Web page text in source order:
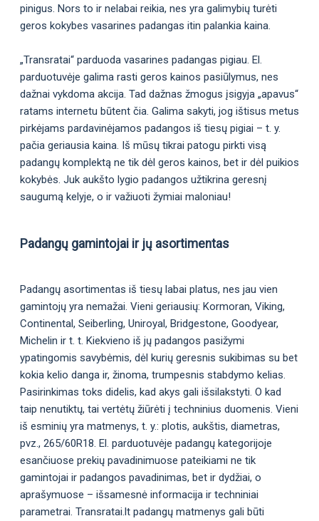
pinigus. Nors to ir nelabai reikia, nes yra galimybių turėti
geros kokybes vasarines padangas itin palankia kaina.
„Transratai“ parduoda vasarines padangas pigiau. El.
parduotuvėje galima rasti geros kainos pasiūlymus, nes
dažnai vykdoma akcija. Tad dažnas žmogus įsigyja „apavus“
ratams internetu būtent čia. Galima sakyti, jog ištisus metus
pirkėjams pardavinėjamos padangos iš tiesų pigiai – t. y.
pačia geriausia kaina. Iš mūsų tikrai patogu pirkti visą
padangų komplektą ne tik dėl geros kainos, bet ir dėl puikios
kokybės. Juk aukšto lygio padangos užtikrina geresnį
saugumą kelyje, o ir važiuoti žymiai maloniau!
Padangų gamintojai ir jų asortimentas
Padangų asortimentas iš tiesų labai platus, nes jau vien
gamintojų yra nemažai. Vieni geriausių: Kormoran, Viking,
Continental, Seiberling, Uniroyal, Bridgestone, Goodyear,
Michelin ir t. t. Kiekvieno iš jų padangos pasižymi
ypatingomis savybėmis, dėl kurių geresnis sukibimas su bet
kokia kelio danga ir, žinoma, trumpesnis stabdymo kelias.
Pasirinkimas toks didelis, kad akys gali išsilakstyti. O kad
taip nenutiktų, tai vertėtų žiūrėti į techninius duomenis. Vieni
iš esminių yra matmenys, t. y.: plotis, aukštis, diametras,
pvz., 265/60R18. El. parduotuvėje padangų kategorijoje
esančiuose prekių pavadinimuose pateikiami ne tik
gamintojai ir padangos pavadinimas, bet ir dydžiai, o
aprašymuose – išsamesnė informacija ir techniniai
parametrai. Transratai.lt padangų matmenys gali būti